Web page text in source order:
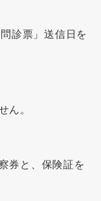
診票」送信日を
。
券と、保険証を